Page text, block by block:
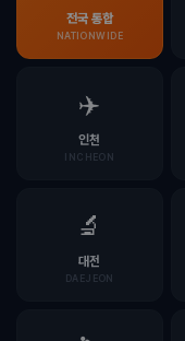
전국 통합
NATIONWIDE
✈️
인천
INCHEON
🔬
대전
DAEJEON